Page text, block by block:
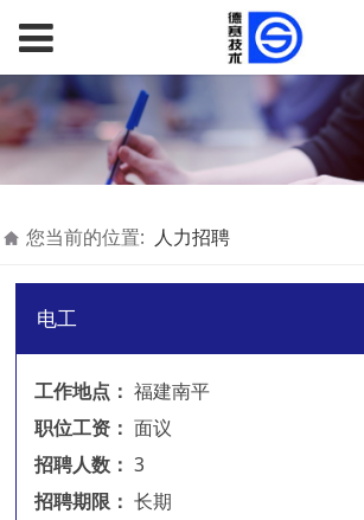
您当前的位置: 人力招聘
电工
工作地点： 福建南平
职位工资： 面议
招聘人数： 3
招聘期限： 长期